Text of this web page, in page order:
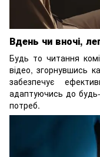
Вдень чи вночі,
Будь то читання
відео, згорнувшись
забезпечує
адаптуючись до будь-
потреб.